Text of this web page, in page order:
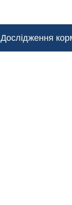
Дослідження